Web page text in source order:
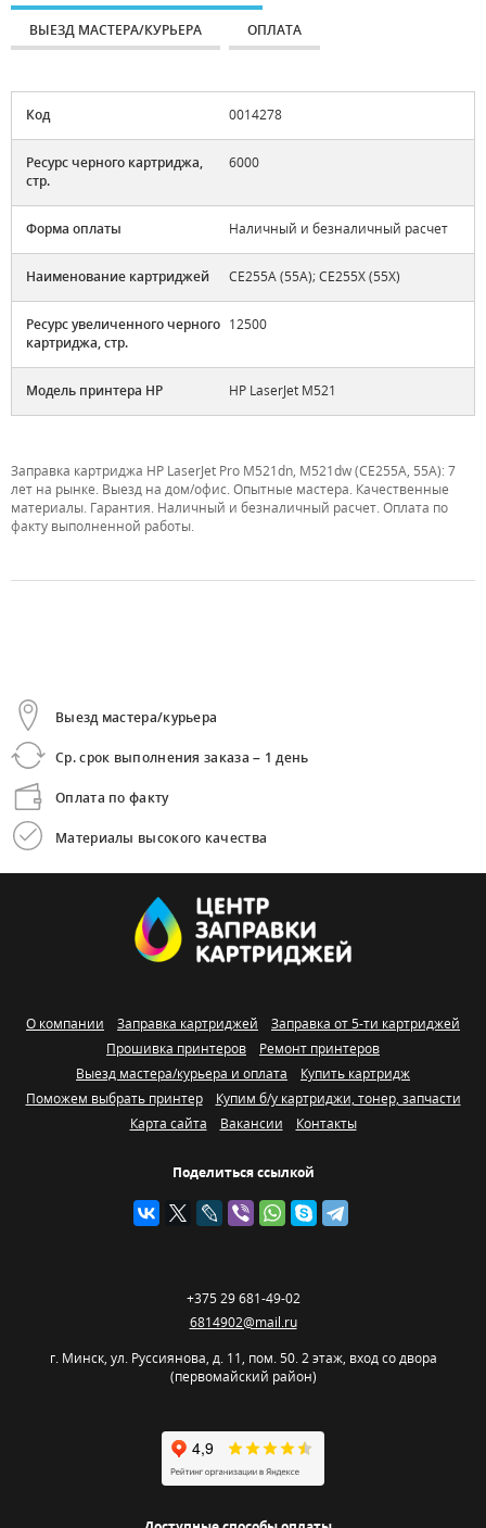
ВЫЕЗД МАСТЕРА/КУРЬЕРА ОПЛАТА
Код 0014278
Ресурс черного картриджа,
стр.
6000
Форма оплаты Наличный и безналичный расчет
Наименование картриджей CE255A (55A); CE255X (55X)
Ресурс увеличенного черного
картриджа, стр.
12500
Модель принтера HP HP LaserJet M521
Заправка картриджа HP LaserJet Pro M521dn, M521dw (CE255A, 55A): 7
лет на рынке. Выезд на дом/офис. Опытные мастера. Качественные
материалы. Гарантия. Наличный и безналичный расчет. Оплата по
факту выполненной работы.
Выезд мастера/курьера
Ср. срок выполнения заказа – 1 день
Оплата по факту
Материалы высокого качества
Поделиться ссылкой
О компании Заправка картриджей
Заправка от 5-ти картриджей
Прошивка принтеров
Ремонт принтеров
Выезд мастера/курьера и оплата
Купить картридж
Поможем выбрать принтер
Купим б/у картриджи, тонер, запчасти
Карта сайта
Вакансии Контакты
+375 29 681-49-02
6814902@mail.ru
г. Минск, ул. Руссиянова, д. 11, пом. 50. 2 этаж, вход со двора
(первомайский район)